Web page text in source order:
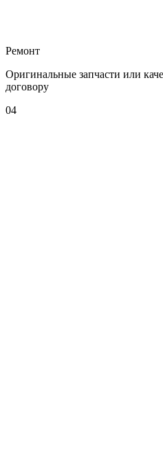
Ремонт
Оригинальные запчасти или
договору
04